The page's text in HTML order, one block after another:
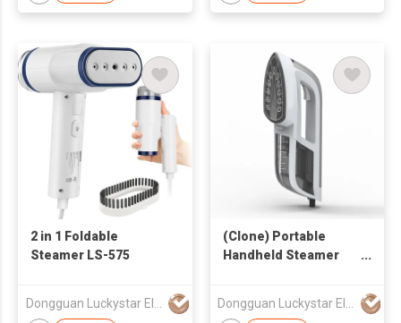
2 in 1 Foldable
Steamer LS-575
(Clone) Portable
Handheld Steamer